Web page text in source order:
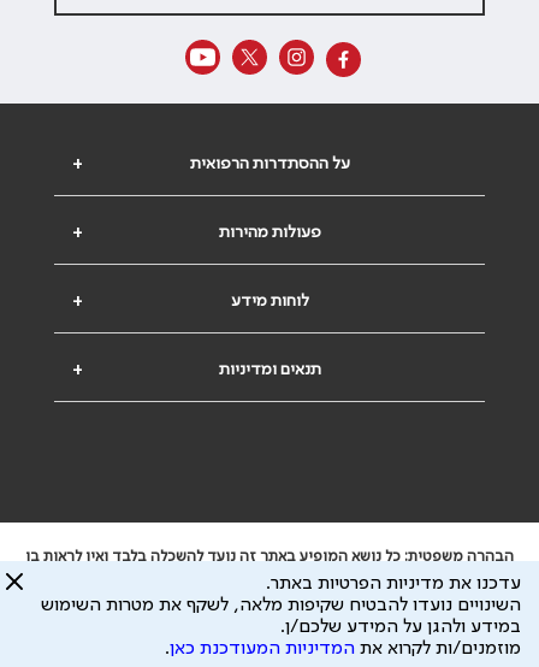
+ על ההסתדרות הרפואית
+ פעולות מהירות
+ לוחות מידע
+ תנאים ומדיניות
הבהרה משפטית: כל נושא המופיע באתר זה נועד להשכלה בלבד ואין לראות בו
ייעוץ רפואי או משפטי. אין הר"י אחראית לתוכן המתפרסם באתר זה ולכל נזק
שעלול להיגרם.
ידוע לי שהר"י אוספת ושומרת מידע אישי לצורך מתן השרות וכי חלק ממנו עשוי
להיות מועבר לצדדים שלישיים, הכל בכפוף למדיניות הפרטיות
עדכנו את מדיניות הפרטיות באתר.
השינויים נועדו להבטיח שקיפות מלאה, לשקף את מטרות השימוש
במידע ולהגן על המידע שלכם/ן.
מוזמנים/ות לקרוא את המדיניות המעודכנת כאן.